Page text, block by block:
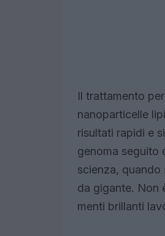
Il trattamento
nanoparticelle
risultati rapidi e
genoma seguito
scienza,
da gigante. Non
menti brillanti